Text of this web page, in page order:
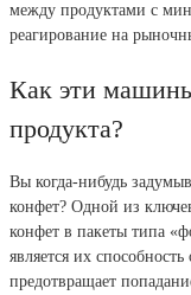
между продуктами с
реагирование на
Как эти
продукта?
Вы когда-нибудь
конфет? Одной из
конфет в пакеты типа
является их
предотвращает